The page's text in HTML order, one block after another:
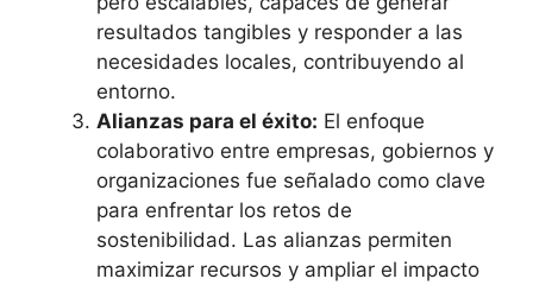
resultados tangibles y responder a las
necesidades locales, contribuyendo al
entorno.
Alianzas para el éxito: El enfoque
colaborativo entre empresas, gobiernos y
organizaciones fue señalado como clave
para enfrentar los retos de
sostenibilidad. Las alianzas permiten
maximizar recursos y ampliar el impacto